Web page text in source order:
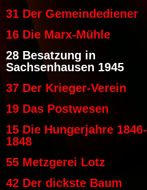
31 Der Gemeindediener
16 Die Marx-Mühle
28 Besatzung in
Sachsenhausen 1945
37 Der Krieger-Verein
19 Das Postwesen
15 Die Hungerjahre 1846-
1848
55 Metzgerei Lotz
42 Der dickste Baum